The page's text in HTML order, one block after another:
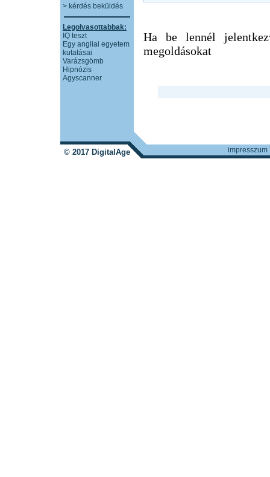
> kérdés beküldés
Legolvasottabbak:
IQ teszt
Egy angliai egyetem
kutatásai
Varázsgömb
Hipnózis
Agyscanner
Ha be lennél
megoldásokat
© 2017 DigitalAge impresszum